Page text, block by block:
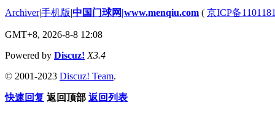
Archiver|手机版|中国门球网|www.menqiu.com ( 京ICP备
GMT+8, 2026-8-8 12:08
Powered by Discuz! X3.4
© 2001-2023 Discuz! Team.
快速回复 返回顶部 返回列表